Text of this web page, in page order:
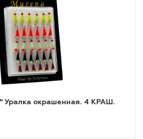
Уралка окрашенная. 4 КРАШ.